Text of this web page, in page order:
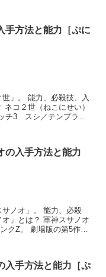
手方法と能力［ぷに
」。 能力、必殺技、入
コ２世（ねこにせい）
チ3 スシ／テンプラ／
の入手方法と能力
ノオ」。 能力、必殺
」とは？ 軍神スサノオ
クZ。 劇場版の第5作目
入手方法と能力［ぷ